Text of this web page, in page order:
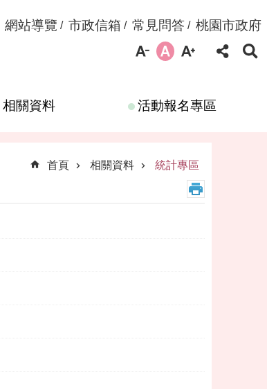
網站導覽 市政信箱 常見問答 桃園市政府
相關資料 活動報名專區
首頁
相關資料 統計專區